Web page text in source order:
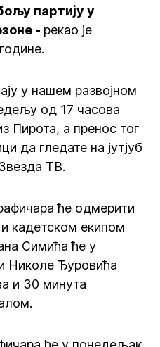
партију у
- рекао је
у нашем развојном
од 17 часова
Пирота, а пренос тог
да гледате на јутјуб
ТВ.
ће одмерити
кадетском екипом
Симића ће у
Николе Ђуровића
и 30 минута